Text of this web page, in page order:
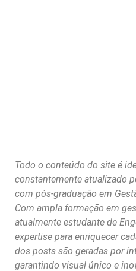
Todo o conteúdo do site é
constantemente atualizado
com pós-graduação em
Com ampla formação em
atualmente estudante de
expertise para enriquecer
dos posts são geradas por
garantindo visual único e